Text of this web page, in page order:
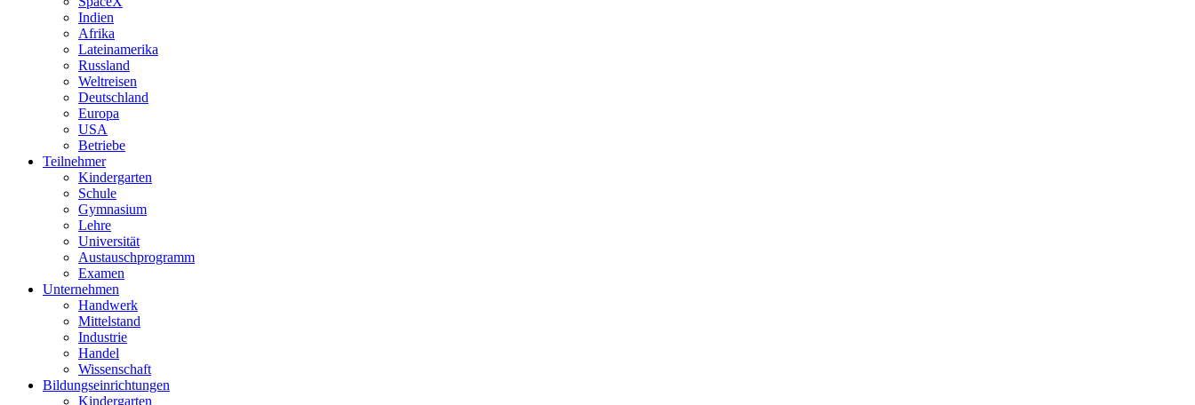
Indien
Afrika
Lateinamerika
Russland
Weltreisen
Deutschland
Europa
USA
Betriebe
Teilnehmer
Kindergarten
Schule
Gymnasium
Lehre
Universität
Austauschprogramm
Examen
Unternehmen
Handwerk
Mittelstand
Industrie
Handel
Wissenschaft
Bildungseinrichtungen
Kindergarten